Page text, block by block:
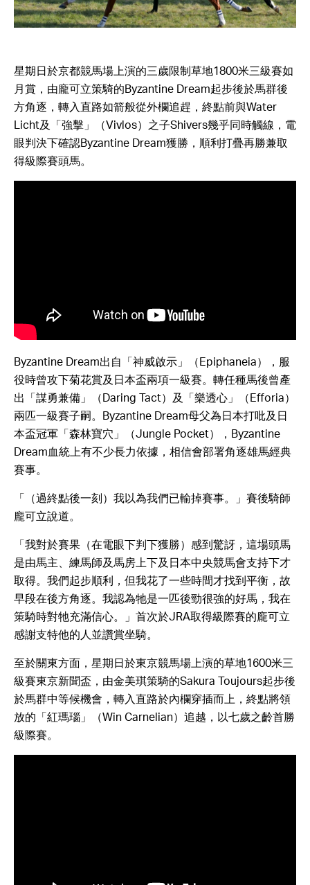
星期日於京都競馬場上演的三歲限制草地1800米三級賽如
月賞，由龐可立策騎的Byzantine Dream起步後於馬群後
方角逐，轉入直路如箭般從外欄追趕，終點前與Water
Licht及「強擊」（Vivlos）之子Shivers幾乎同時觸線，電
眼判決下確認Byzantine Dream獲勝，順利打疊再勝兼取
得級際賽頭馬。
Byzantine Dream出自「神威啟示」（Epiphaneia），服
役時曾攻下菊花賞及日本盃兩項一級賽。轉任種馬後曾產
出「謀勇兼備」（Daring Tact）及「樂透心」（Efforia）
兩匹一級賽子嗣。Byzantine Dream母父為日本打吡及日
本盃冠軍「森林寶穴」（Jungle Pocket），Byzantine
Dream血統上有不少長力依據，相信會部署角逐雄馬經典
賽事。
「（過終點後一刻）我以為我們已輸掉賽事。」賽後騎師
龐可立說道。
「我對於賽果（在電眼下判下獲勝）感到驚訝，這場頭馬
是由馬主、練馬師及馬房上下及日本中央競馬會支持下才
取得。我們起步順利，但我花了一些時間才找到平衡，故
早段在後方角逐。我認為牠是一匹後勁很強的好馬，我在
策騎時對牠充滿信心。」首次於JRA取得級際賽的龐可立
感謝支特他的人並讚賞坐騎。
至於關東方面，星期日於東京競馬場上演的草地1600米三
級賽東京新聞盃，由金美琪策騎的Sakura Toujours起步後
於馬群中等候機會，轉入直路於內欄穿插而上，終點將領
放的「紅瑪瑙」（Win Carnelian）追越，以七歲之齡首勝
級際賽。